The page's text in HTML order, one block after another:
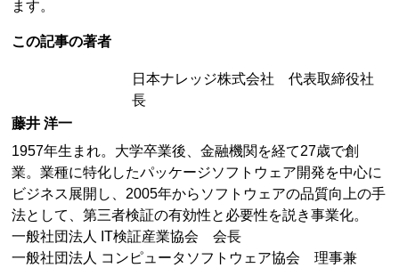
ます。
この記事の著者
日本ナレッジ株式会社 代表取締役社
長
藤井 洋一
1957年生まれ。大学卒業後、金融機関を経て27歳で創
業。業種に特化したパッケージソフトウェア開発を中心に
ビジネス展開し、2005年からソフトウェアの品質向上の手
法として、第三者検証の有効性と必要性を説き事業化。
一般社団法人 IT検証産業協会 会長
一般社団法人 コンピュータソフトウェア協会 理事兼